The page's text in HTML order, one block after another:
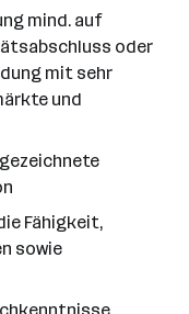
mind. auf
oder
mit sehr
und
Fähigkeit,
sowie